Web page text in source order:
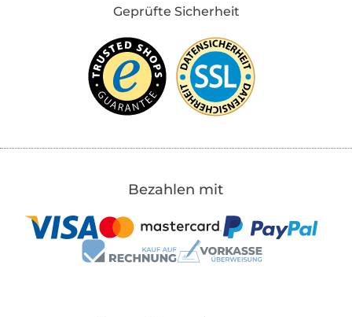
Geprüfte Sicherheit
Bezahlen mit